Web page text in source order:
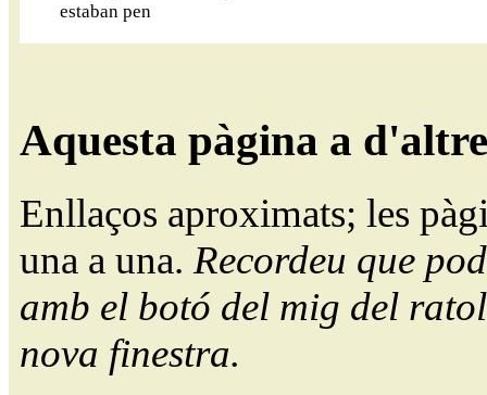
estaban pen
Aquesta pàgina a
Enllaços aproximats; les
una a una. Recordeu que
amb el botó del mig del
nova finestra.